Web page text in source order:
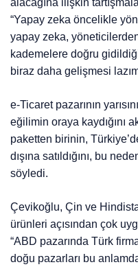
alacağına ilişkin
“Yapay zeka öncelikle
yapay zeka,
kademelere doğru
biraz daha gelişmesi
e-Ticaret pazarının
eğilimin oraya kaydığını
paketten birinin,
dışına satıldığını, bu
söyledi.
Çevikoğlu, Çin ve
ürünleri açısından çok
“ABD pazarında Türk
doğu pazarları bu